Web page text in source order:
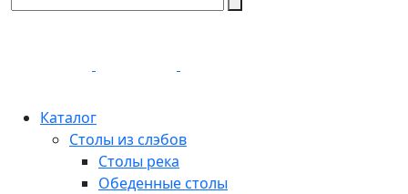
Каталог
Столы из слэбов
Столы река
Обеденные столы